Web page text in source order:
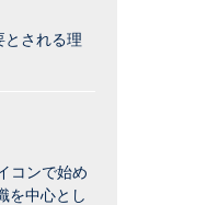
とされる理
コンで始め
を中心とし